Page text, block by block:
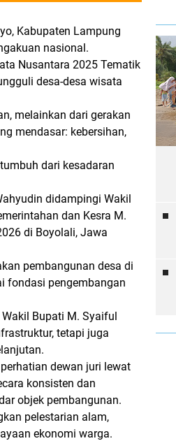
Kabupaten Lampung
nasional.
Nusantara 2025 Tematik
desa-desa wisata
melainkan dari gerakan
mendasar: kebersihan,
dari kesadaran
didampingi Wakil
dan Kesra M.
di Boyolali, Jawa
pembangunan desa di
fondasi pengembangan
Bupati M. Syaiful
tetapi juga
dewan juri lewat
konsisten dan
objek pembangunan.
pelestarian alam,
ekonomi warga.